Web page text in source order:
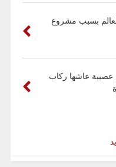
بسبب مشروع
عاشها ركاب